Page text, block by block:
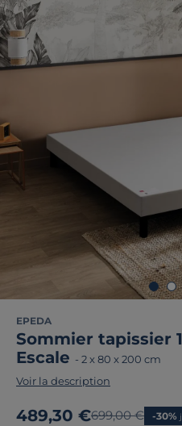
EPEDA
Sommier tapissier
Escale - 2 x 80 x 200 cm
Voir la description
Nouveau prix
489,30 €Ancien prix
699,00 € -30%